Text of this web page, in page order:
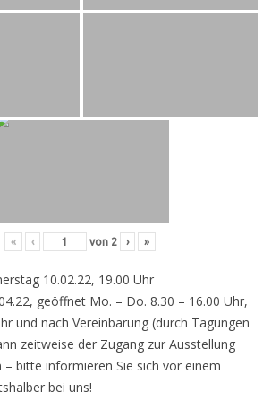
« ‹ von 2 › »
10.02.22, 19.00 Uhr
geöffnet Mo. – Do. 8.30 – 16.00 Uhr,
und nach Vereinbarung (durch Tagungen
zeitweise der Zugang zur Ausstellung
– bitte informieren Sie sich vor einem
bei uns!